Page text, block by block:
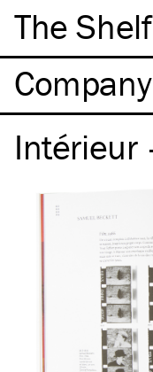
The Shelf
Company
Intérieur